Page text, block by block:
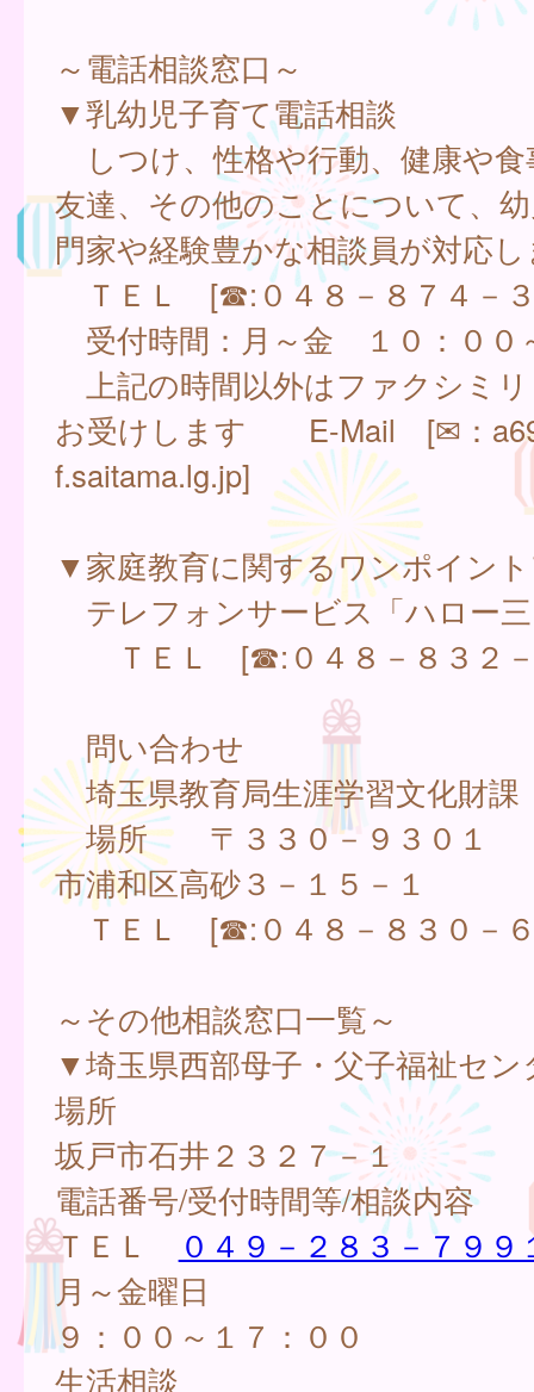
～電話相談窓口～
▼乳幼児子育て電話相談
しつけ、性格や行動、健康や
友達、その他のことについて、
門家や経験豊かな相談員が対応
ＴＥＬ [☎:０４８－８７４－
受付時間：月～金 １０：００
上記の時間以外はファクシミ
お受けします E-Mail [✉：
f.saitama.lg.jp]
▼家庭教育に関するワンポイン
テレフォンサービス「ハロー
ＴＥＬ [☎:０４８－８３２－
問い合わせ
埼玉県教育局生涯学習文化財課
場所 〒３３０－９３０１
市浦和区高砂３－１５－１
ＴＥＬ [☎:０４８－８３０－
～その他相談窓口一覧～
▼埼玉県西部母子・父子福祉セン
場所
坂戸市石井２３２７－１
電話番号/受付時間等/相談内容
ＴＥＬ
０４９－２８３－７９９
月～金曜日
９：００～１７：００
生活相談